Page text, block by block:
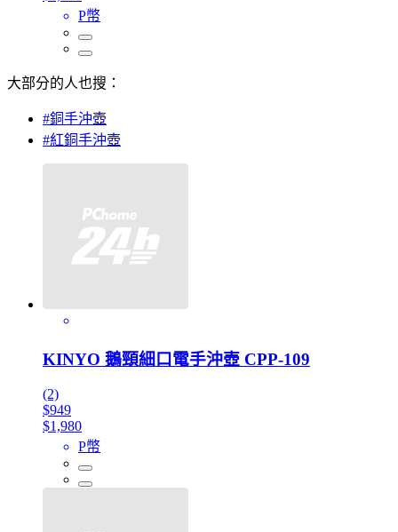
P幣
大部分的人也搜：
#銅手沖壺
#紅銅手沖壺
KINYO 鵝頸細口電手沖壺 CPP-109
(2)
$949
$1,980
P幣